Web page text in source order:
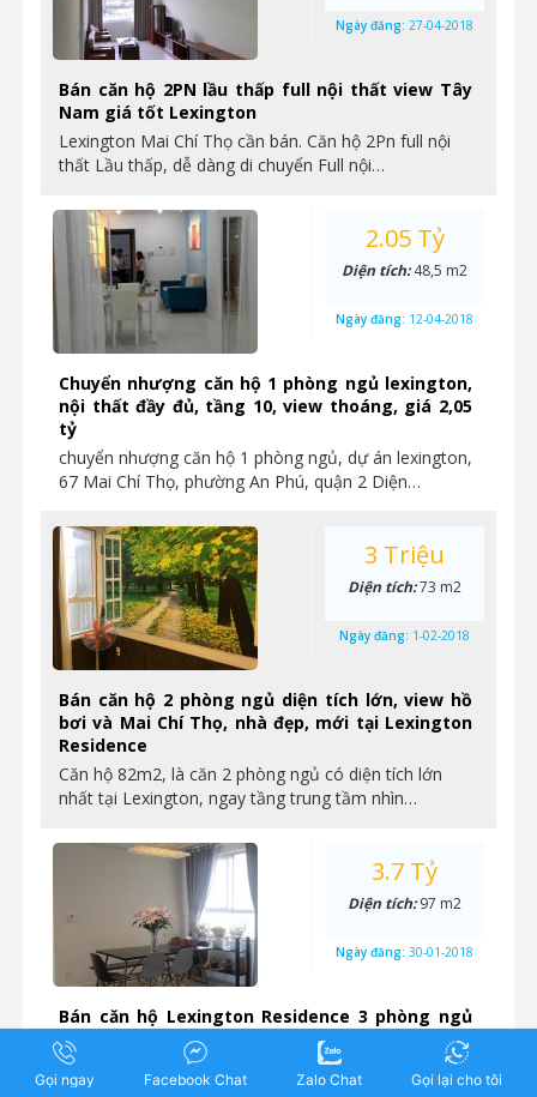
Bán căn hộ 2PN lầu thấp full nội thất view Tây
Nam giá tốt Lexington
Lexington Mai Chí Thọ cần bán. Căn hộ 2Pn full nội
thất Lầu thấp, dễ dàng di chuyển Full nội…
Ngày đăng: 27-04-2018
Chuyển nhượng căn hộ 1 phòng ngủ lexington,
nội thất đầy đủ, tầng 10, view thoáng, giá 2,05
tỷ
chuyển nhượng căn hộ 1 phòng ngủ, dự án lexington,
67 Mai Chí Thọ, phường An Phú, quận 2 Diện…
2.05 Tỷ
Diện tích:48,5 m2
Ngày đăng: 12-04-2018
Bán căn hộ 2 phòng ngủ diện tích lớn, view hồ
bơi và Mai Chí Thọ, nhà đẹp, mới tại Lexington
Residence
Căn hộ 82m2, là căn 2 phòng ngủ có diện tích lớn
nhất tại Lexington, ngay tầng trung tầm nhìn…
3 Triệu
Diện tích:73 m2
Ngày đăng: 1-02-2018
Bán căn hộ Lexington Residence 3 phòng ngủ
tầng cao, giá tốt 3,7 tỷ
Căn 3 phòng ngủ giá tốt nhất thị trường, nhà đẹp,
mới Diện tích: 97m2 Hướng cửa: tây bắc Giá…
3.7 Tỷ
Diện tích:97 m2
Ngày đăng: 30-01-2018
Gọi ngay Facebook Chat Zalo Chat Gọi lại cho tôi